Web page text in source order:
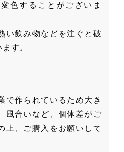
色することがございま
い飲み物などを注ぐと破
す。
で作られているため大き
風合いなど、個体差がご
上、ご購入をお願いして